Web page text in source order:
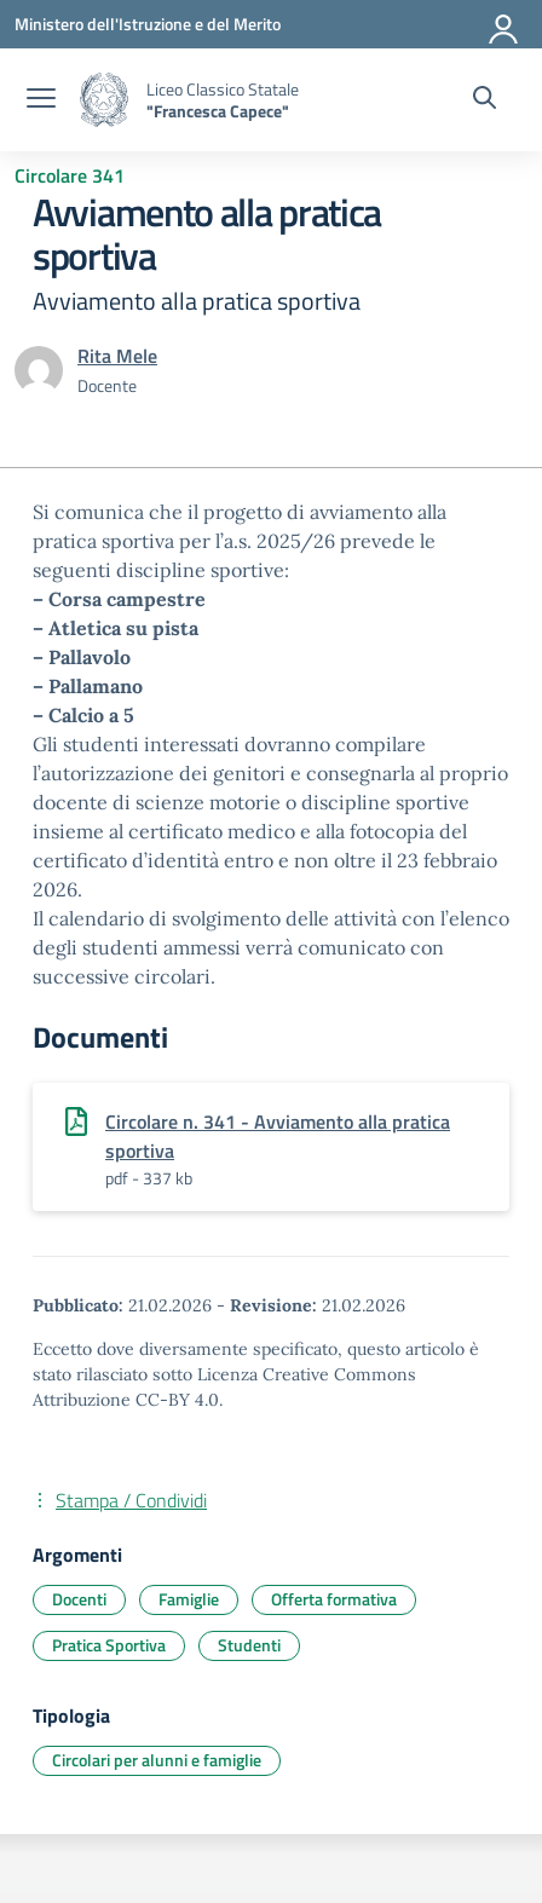
Vai ai contenuti
Vai al menu di navigazione
Vai al footer
Ministero dell'Istruzione e del Merito
Liceo Classico Statale
"Francesca Capece"
Circolare 341
Avviamento alla pratica
sportiva
Avviamento alla pratica sportiva
Rita Mele
Docente
Si comunica che il progetto di avviamento alla
pratica sportiva per l’a.s. 2025/26 prevede le
seguenti discipline sportive:
– Corsa campestre
– Atletica su pista
– Pallavolo
– Pallamano
– Calcio a 5
Gli studenti interessati dovranno compilare
l’autorizzazione dei genitori e consegnarla al proprio
docente di scienze motorie o discipline sportive
insieme al certificato medico e alla fotocopia del
certificato d’identità entro e non oltre il 23 febbraio
2026.
Il calendario di svolgimento delle attività con l’elenco
degli studenti ammessi verrà comunicato con
successive circolari.
Documenti
Circolare n. 341 - Avviamento alla pratica
sportiva
pdf - 337 kb
Pubblicato: 21.02.2026 - Revisione: 21.02.2026
Eccetto dove diversamente specificato, questo articolo è
stato rilasciato sotto Licenza Creative Commons
Attribuzione CC-BY 4.0.
Stampa / Condividi
Argomenti
Docenti Famiglie
Offerta formativa
Pratica Sportiva
Studenti
Tipologia
Circolari per alunni e famiglie